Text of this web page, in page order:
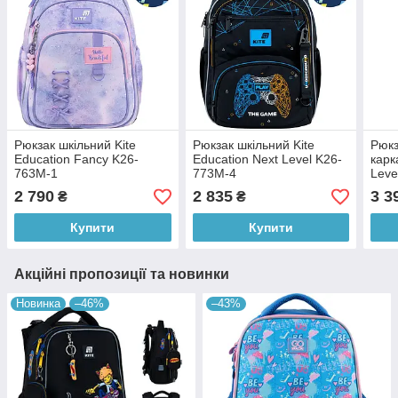
Рюкзак шкільний Kite
Education Fancy K26-
763M-1
2 790 ₴
Купити
Рюкзак шкільний Kite
Education Next Level K26-
773M-4
2 835₴
Купити
3
Акційні пропозиції та новинки
Новинка –46% –43%